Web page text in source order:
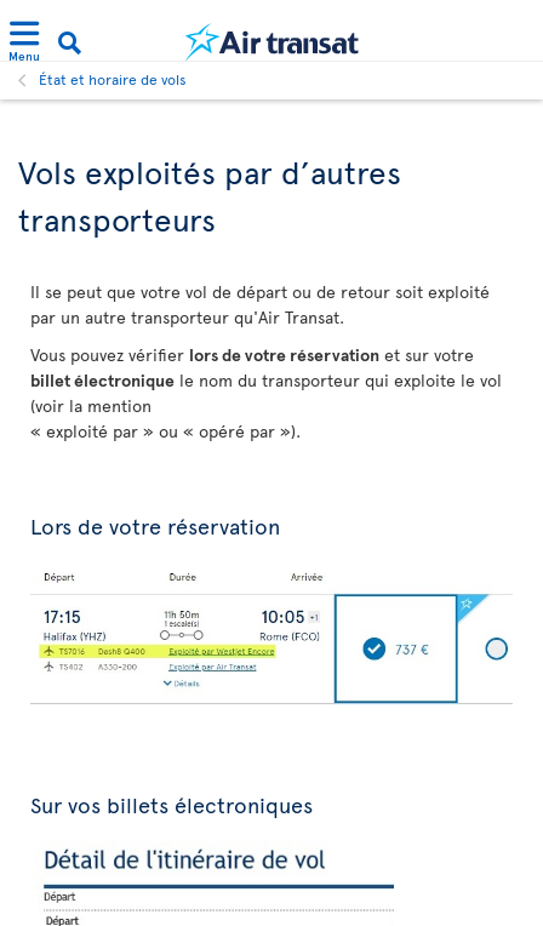
Menu
État et horaire de vols
Vols exploités par d’autres
transporteurs
Il se peut que votre vol de départ ou de retour soit exploité
par un autre transporteur qu'Air Transat.
Vous pouvez vérifier lors de votre réservation et sur votre
billet électronique le nom du transporteur qui exploite le vol
(voir la mention
« exploité par » ou « opéré par »).
Lors de votre réservation
Sur vos billets électroniques